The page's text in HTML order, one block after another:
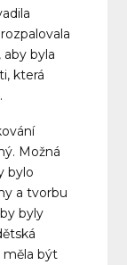
byla
která
Možná
bylo
a tvorbu
byly
měla být